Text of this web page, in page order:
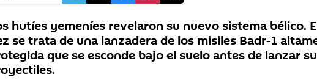
hutíes yemeníes revelaron su nuevo sistema bélico.
se trata de una lanzadera de los misiles Badr-1
que se esconde bajo el suelo antes de lanzar